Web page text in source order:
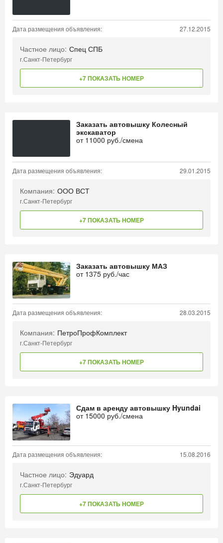
Дата размещения объявления: 27.12.2015
Частное лицо: Спец СПБ
г.Санкт-Петербург
+7 ПОКАЗАТЬ НОМЕР
Заказать автовышку Колесный
экскаватор
от 11000 руб./смена
Дата размещения объявления: 29.01.2015
Компания: ООО ВСТ
г.Санкт-Петербург
+7 ПОКАЗАТЬ НОМЕР
Заказать автовышку МАЗ
от 1375 руб./час
Дата размещения объявления: 28.03.2015
Компания: ПетроПрофКомплект
г.Санкт-Петербург
+7 ПОКАЗАТЬ НОМЕР
Сдам в аренду автовышку Hyundai
от 15000 руб./смена
Дата размещения объявления: 15.08.2016
Частное лицо: Эдуард
г.Санкт-Петербург
+7 ПОКАЗАТЬ НОМЕР